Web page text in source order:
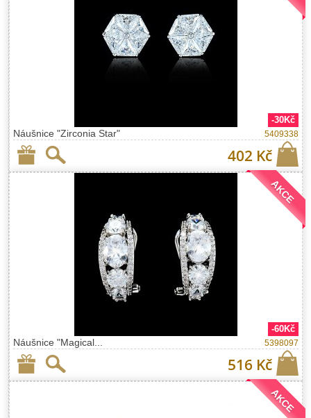
Náušnice "Zirconia Star"
-30Kč
5409338
402 Kč
Náušnice "Magical...
-60Kč
5398097
516 Kč
AKCE
AKCE